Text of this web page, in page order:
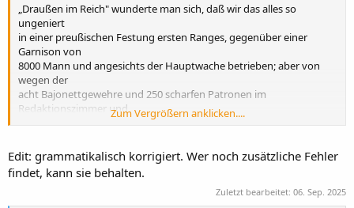
Deutsch-
land zum Krieg gegen Rußland zu bringen, so war es aus mit
Habsburg und
Hohenzollern, und die Revolution siegte auf der ganzen Linie.
Diese Politik geht durch jede Nummer der Zeitung bis zum Moment des
wirklichen Einrückens der Russen in Ungarn, das unsere Voraussicht
voll-
auf bestätigte und die Niederlage der Revolution entschied."
„Draußen im Reich" wunderte man sich, daß wir das alles so
ungeniert
in einer preußischen Festung ersten Ranges, gegenüber einer
Garnison von
8000 Mann und angesichts der Hauptwache betrieben; aber von
wegen der
acht Bajonettgewehre und 250 scharfen Patronen im
Redaktionszimmer und
der roten Jakobinermützen der Setzer galt unser Haus bei den
falls für eine Festung, die nicht durch bloßen Handstreich zu
nehmen sei.
Zum Vergrößern anklicken....
Edit: grammatikalisch korrigiert. Wer noch zusätzliche Fehler
findet, kann sie behalten.
Zuletzt bearbeitet: 06. Sep. 2025